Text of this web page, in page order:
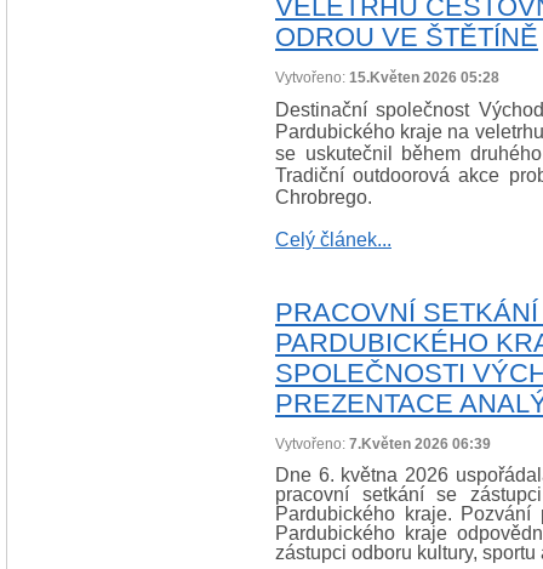
VELETRHU
ODROU VE ŠTĚTÍNĚ
Vytvořeno: 15.Květen 2026 05:28
Destinační společnost
Pardubického kraje na
se uskutečnil během
Tradiční outdoorová akce
Chrobrego.
Celý článek...
PRACOVNÍ
PARDUBICKÉHO
SPOLEČNOSTI
PREZENTACE
Vytvořeno: 7.Květen 2026 06:39
Dne 6. května 2026
pracovní setkání se
Pardubického kraje.
Pardubického kraje
zástupci odboru kultury,